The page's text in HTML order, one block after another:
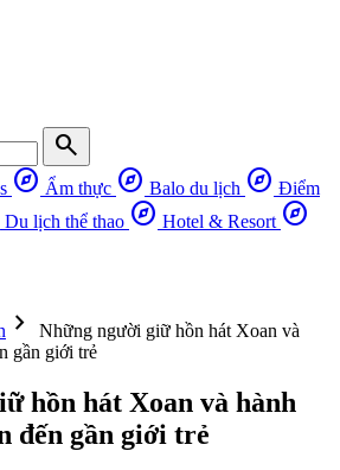
search
explore Ẩm thực explore Balo du lịch explore Điểm
Du lịch thể thao explore Hotel & Resort explore
chevron_right
Những người giữ hồn hát Xoan và
gần giới trẻ
hồn hát Xoan và hành
đến gần giới trẻ